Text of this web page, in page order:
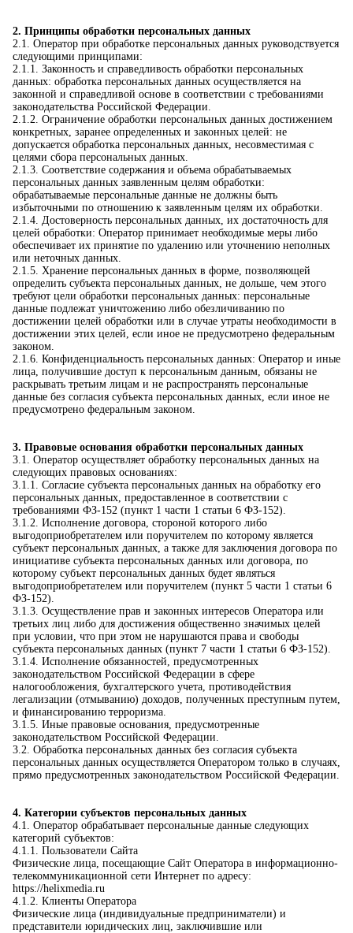
2. Принципы обработки персональных данных
2.1. Оператор при обработке персональных данных руководствуется
следующими принципами:
2.1.1. Законность и справедливость обработки персональных
данных: обработка персональных данных осуществляется на
законной и справедливой основе в соответствии с требованиями
законодательства Российской Федерации.
2.1.2. Ограничение обработки персональных данных достижением
конкретных, заранее определенных и законных целей: не
допускается обработка персональных данных, несовместимая с
целями сбора персональных данных.
2.1.3. Соответствие содержания и объема обрабатываемых
персональных данных заявленным целям обработки:
обрабатываемые персональные данные не должны быть
избыточными по отношению к заявленным целям их обработки.
2.1.4. Достоверность персональных данных, их достаточность для
целей обработки: Оператор принимает необходимые меры либо
обеспечивает их принятие по удалению или уточнению неполных
или неточных данных.
2.1.5. Хранение персональных данных в форме, позволяющей
определить субъекта персональных данных, не дольше, чем этого
требуют цели обработки персональных данных: персональные
данные подлежат уничтожению либо обезличиванию по
достижении целей обработки или в случае утраты необходимости в
достижении этих целей, если иное не предусмотрено федеральным
законом.
2.1.6. Конфиденциальность персональных данных: Оператор и иные
лица, получившие доступ к персональным данным, обязаны не
раскрывать третьим лицам и не распространять персональные
данные без согласия субъекта персональных данных, если иное не
предусмотрено федеральным законом.
3. Правовые основания обработки персональных данных
3.1. Оператор осуществляет обработку персональных данных на
следующих правовых основаниях:
3.1.1. Согласие субъекта персональных данных на обработку его
персональных данных, предоставленное в соответствии с
требованиями ФЗ-152 (пункт 1 части 1 статьи 6 ФЗ-152).
3.1.2. Исполнение договора, стороной которого либо
выгодоприобретателем или поручителем по которому является
субъект персональных данных, а также для заключения договора по
инициативе субъекта персональных данных или договора, по
которому субъект персональных данных будет являться
выгодоприобретателем или поручителем (пункт 5 части 1 статьи 6
ФЗ-152).
3.1.3. Осуществление прав и законных интересов Оператора или
третьих лиц либо для достижения общественно значимых целей
при условии, что при этом не нарушаются права и свободы
субъекта персональных данных (пункт 7 части 1 статьи 6 ФЗ-152).
3.1.4. Исполнение обязанностей, предусмотренных
законодательством Российской Федерации в сфере
налогообложения, бухгалтерского учета, противодействия
легализации (отмыванию) доходов, полученных преступным путем,
и финансированию терроризма.
3.1.5. Иные правовые основания, предусмотренные
законодательством Российской Федерации.
3.2. Обработка персональных данных без согласия субъекта
персональных данных осуществляется Оператором только в случаях,
прямо предусмотренных законодательством Российской Федерации.
4. Категории субъектов персональных данных
4.1. Оператор обрабатывает персональные данные следующих
категорий субъектов:
4.1.1. Пользователи Сайта
Физические лица, посещающие Сайт Оператора в информационно-
телекоммуникационной сети Интернет по адресу:
https://helixmedia.ru
4.1.2. Клиенты Оператора
Физические лица (индивидуальные предприниматели) и
представители юридических лиц, заключившие или